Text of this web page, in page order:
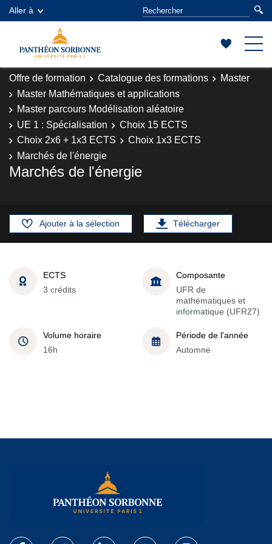
Aller à
Offre de formation Catalogue des formations
Master
Master Mathématiques et applications
Master parcours Modélisation aléatoire
UE 1 : Spécialisation
Choix 15 ECTS
Choix 2x6 + 1x3 ECTS
Choix 1x3 ECTS
Marchés de l'énergie
Marchés de l'énergie
Ajouter à la sélection Télécharger
ECTS
3 crédits
Composante
UFR de
mathématiques et
informatique (UFR27)
Volume horaire
16h
Période de l'année
Automne